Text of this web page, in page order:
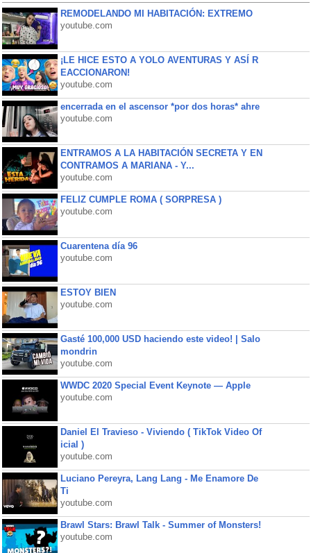
REMODELANDO MI HABITACIÓN: EXTREMO
youtube.com
¡LE HICE ESTO A YOLO AVENTURAS Y ASÍ R
EACCIONARON!
youtube.com
encerrada en el ascensor *por dos horas* ahre
youtube.com
ENTRAMOS A LA HABITACIÓN SECRETA Y EN
CONTRAMOS A MARIANA - Y...
youtube.com
FELIZ CUMPLE ROMA ( SORPRESA )
youtube.com
Cuarentena día 96
youtube.com
ESTOY BIEN
youtube.com
Gasté 100,000 USD haciendo este video! | Salo
mondrin
youtube.com
WWDC 2020 Special Event Keynote — Apple
youtube.com
Daniel El Travieso - Viviendo ( TikTok Video Of
icial )
youtube.com
Luciano Pereyra, Lang Lang - Me Enamore De
Ti
youtube.com
Brawl Stars: Brawl Talk - Summer of Monsters!
youtube.com